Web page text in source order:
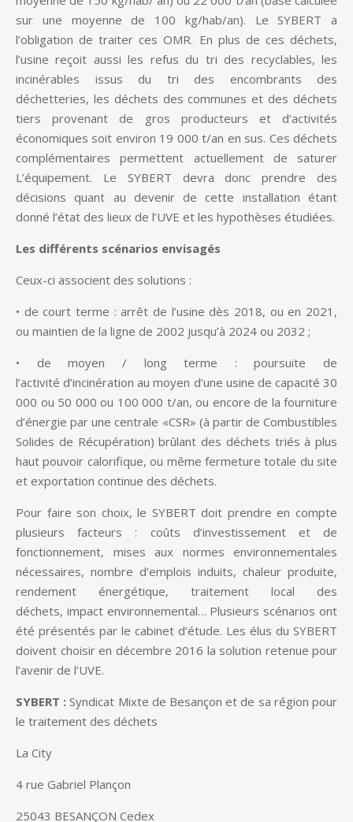
sur une moyenne de 100 kg/hab/an). Le SYBERT a
l’obligation de traiter ces OMR. En plus de ces déchets,
l’usine reçoit aussi les refus du tri des recyclables, les
incinérables issus du tri des encombrants des
déchetteries, les déchets des communes et des déchets
tiers provenant de gros producteurs et d’activités
économiques soit environ 19 000 t/an en sus. Ces déchets
complémentaires permettent actuellement de saturer
L’équipement. Le SYBERT devra donc prendre des
décisions quant au devenir de cette installation étant
donné l’état des lieux de l’UVE et les hypothèses étudiées.
Les différents scénarios envisagés
Ceux-ci associent des solutions :
• de court terme : arrêt de l’usine dès 2018, ou en 2021,
ou maintien de la ligne de 2002 jusqu’à 2024 ou 2032 ;
• de moyen / long terme : poursuite de
l’activité d’incinération au moyen d’une usine de capacité 30
000 ou 50 000 ou 100 000 t/an, ou encore de la fourniture
d’énergie par une centrale «CSR» (à partir de Combustibles
Solides de Récupération) brûlant des déchets triés à plus
haut pouvoir calorifique, ou même fermeture totale du site
et exportation continue des déchets.
Pour faire son choix, le SYBERT doit prendre en compte
plusieurs facteurs : coûts d’investissement et de
fonctionnement, mises aux normes environnementales
nécessaires, nombre d’emplois induits, chaleur produite,
rendement énergétique, traitement local des
déchets, impact environnemental… Plusieurs scénarios ont
été présentés par le cabinet d’étude. Les élus du SYBERT
doivent choisir en décembre 2016 la solution retenue pour
l’avenir de l’UVE.
SYBERT :Syndicat Mixte de Besançon et de sa région pour
le traitement des déchets
La City
4 rue Gabriel Plançon
25043 BESANÇON Cedex